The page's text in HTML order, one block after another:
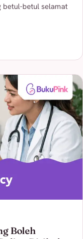
betul-betul selamat
Boleh